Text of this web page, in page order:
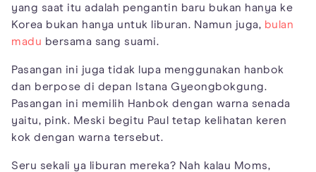
yang saat itu adalah pengantin baru bukan hanya ke
Korea bukan hanya untuk liburan. Namun juga, bulan
madu bersama sang suami.
Pasangan ini juga tidak lupa menggunakan hanbok
dan berpose di depan Istana Gyeongbokgung.
Pasangan ini memilih Hanbok dengan warna senada
yaitu, pink. Meski begitu Paul tetap kelihatan keren
kok dengan warna tersebut.
Seru sekali ya liburan mereka? Nah kalau Moms,